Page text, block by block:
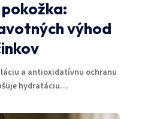
výhod
a antioxidatívnu ochranu
hydratáciu…